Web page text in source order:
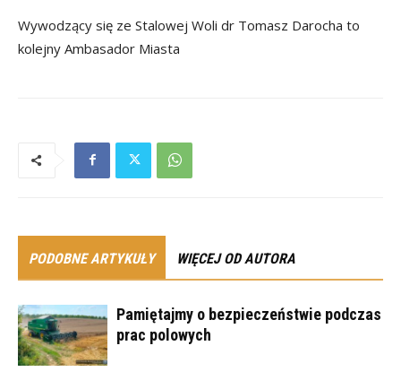
Wywodzący się ze Stalowej Woli dr Tomasz Darocha to
kolejny Ambasador Miasta
PODOBNE ARTYKUŁY WIĘCEJ OD AUTORA
Pamiętajmy o bezpieczeństwie podczas
prac polowych